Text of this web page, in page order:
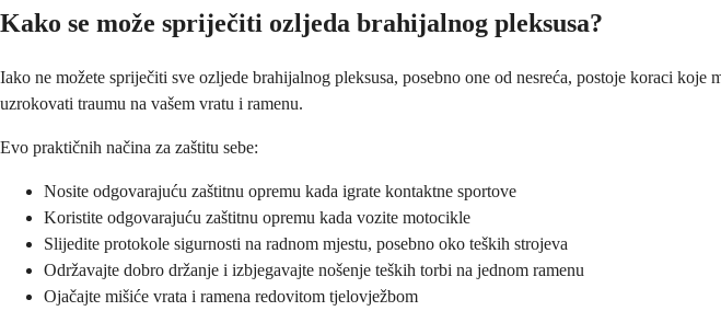
Kako se može spriječiti ozljeda brahijalnog pleksusa?
Iako ne možete spriječiti sve ozljede brahijalnog pleksusa, posebno one od nesreća, postoje koraci
uzrokovati traumu na vašem vratu i ramenu.
Evo praktičnih načina za zaštitu sebe:
Nosite odgovarajuću zaštitnu opremu kada igrate kontaktne sportove
Koristite odgovarajuću zaštitnu opremu kada vozite motocikle
Slijedite protokole sigurnosti na radnom mjestu, posebno oko teških strojeva
Održavajte dobro držanje i izbjegavajte nošenje teških torbi na jednom ramenu
Ojačajte mišiće vrata i ramena redovitom tjelovježbom